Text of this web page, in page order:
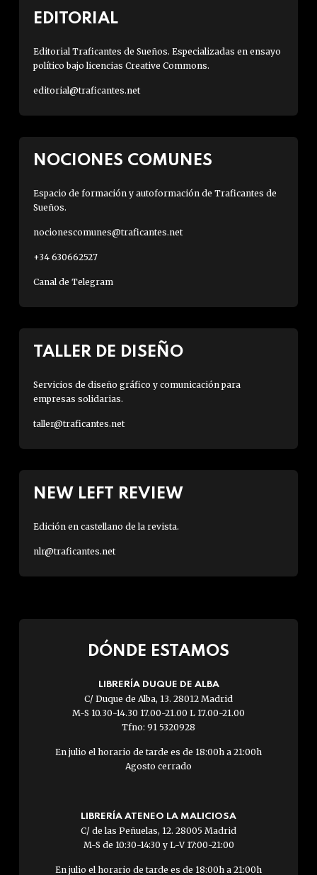
EDITORIAL
Editorial Traficantes de Sueños. Especializadas en ensayo
político bajo licencias Creative Commons.
editorial@traficantes.net
NOCIONES COMUNES
Espacio de formación y autoformación de Traficantes de
Sueños.
nocionescomunes@traficantes.net
+34 630662527
Canal de Telegram
TALLER DE DISEÑO
Servicios de diseño gráfico y comunicación para
empresas solidarias.
taller@traficantes.net
NEW LEFT REVIEW
Edición en castellano de la revista.
nlr@traficantes.net
DÓNDE ESTAMOS
LIBRERÍA DUQUE DE ALBA
C/ Duque de Alba, 13. 28012 Madrid
M-S 10.30-14.30 17.00-21.00 L 17.00-21.00
Tfno: 91 5320928
En julio el horario de tarde es de 18:00h a 21:00h
Agosto cerrado
LIBRERÍA ATENEO LA MALICIOSA
C/ de las Peñuelas, 12. 28005 Madrid
M-S de 10:30-14:30 y L-V 17:00-21:00
En julio el horario de tarde es de 18:00h a 21:00h